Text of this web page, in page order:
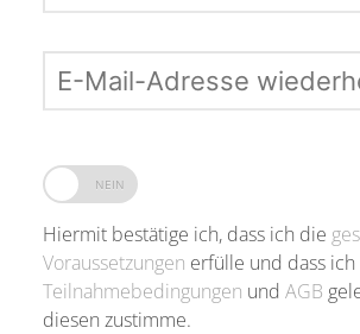
Hiermit bestätige ich, dass ich die
Voraussetzungen erfülle und dass
Teilnahmebedingungen und AGB
diesen zustimme.